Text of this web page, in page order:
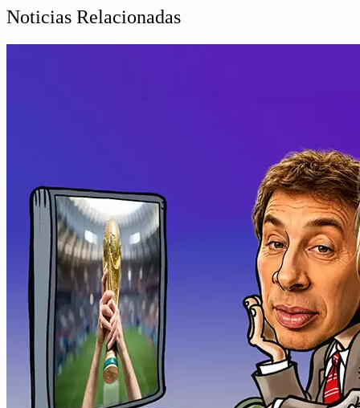
Noticias Relacionadas